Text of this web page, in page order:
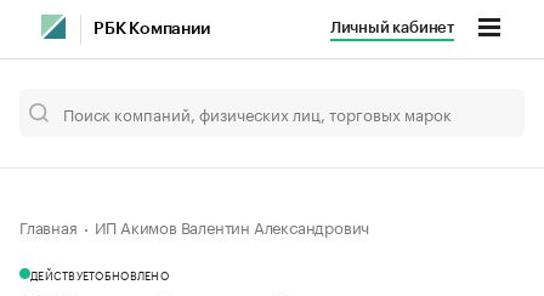
РБК Компании Личный кабинет
Главная ИП Акимов Валентин Александрович
ДЕЙСТВУЕТОБНОВЛЕНО